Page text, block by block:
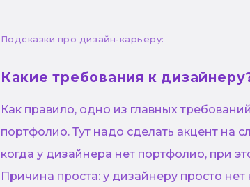
Подсказки про дизайн-карьеру:
Какие требования к
Как правило, одно из главных
портфолио. Тут надо сделать акцент на
когда у дизайнера нет портфолио, при
Причина проста: у дизайнеру просто